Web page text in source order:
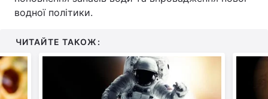
водної політики.
ЧИТАЙТЕ ТАКОЖ: